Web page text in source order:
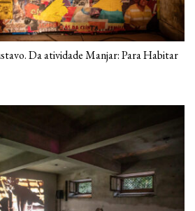
Da atividade Manjar: Para Habitar